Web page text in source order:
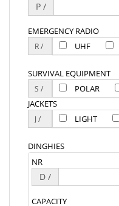
P /
EMERGENCY RADIO
UHF
SURVIVAL EQUIPMENT
POLAR
JACKETS
LIGHT
DINGHIES
NR
D /
CAPACITY